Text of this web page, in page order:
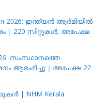
2026: ഇന്ത്യൻ ആർമിയിൽ
220 സീറ്റുകൾ, അപേക്ഷ
സംസ്ഥാനത്തെ
ആരംഭിച്ചു | അപേക്ഷ 22
| NHM Kerala